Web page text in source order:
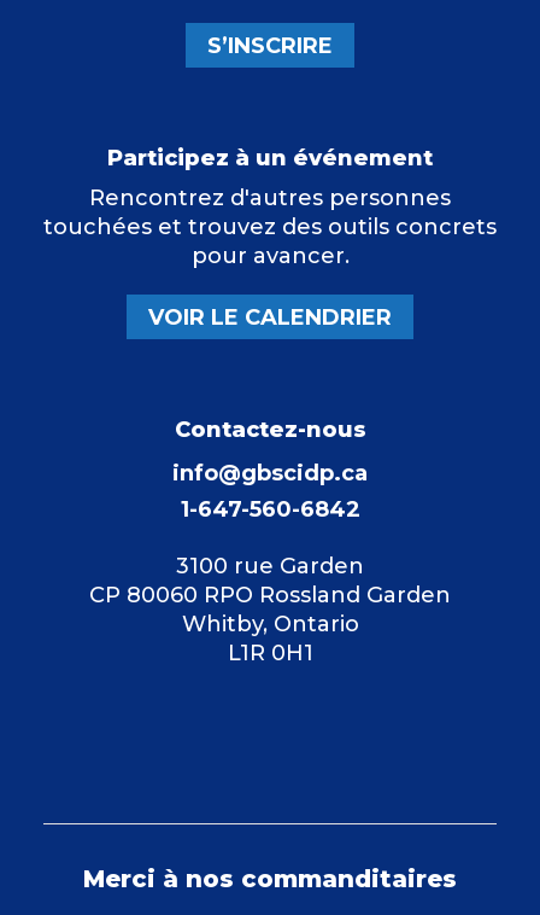
S’INSCRIRE
Participez à un événement
Rencontrez d'autres personnes
touchées et trouvez des outils concrets
pour avancer.
VOIR LE CALENDRIER
Contactez-nous
info@gbscidp.ca
1-647-560-6842
3100 rue Garden
CP 80060 RPO Rossland Garden
Whitby, Ontario
L1R 0H1
Merci à nos commanditaires